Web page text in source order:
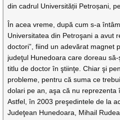
din cadrul Universității Petroșani,
În acea vreme, după cum s-a
Universitatea din Petroşani a avut
doctori”, fiind un adevărat magnet
judeţul Hunedoara care doreau
titlu de doctor în ştiinţe. Chiar şi
probleme, pentru că suma ce
dolari pe an, aşa că nu reprezenta
Astfel, în 2003 preşedintele de la
Judeţean Hunedoara, Mihail